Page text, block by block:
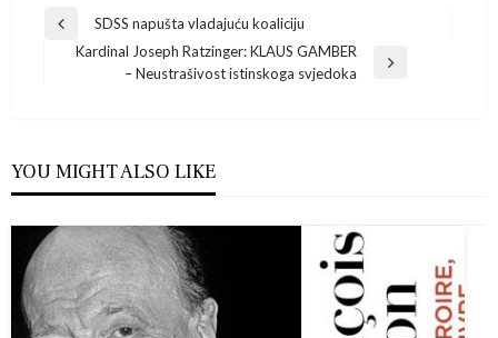
Navigacija
objava
Previous
SDSS napušta vladajuću koaliciju
Kardinal Joseph Ratzinger: KLAUS GAMBER
– Neustrašivost istinskoga svjedoka
YOU MIGHT ALSO LIKE